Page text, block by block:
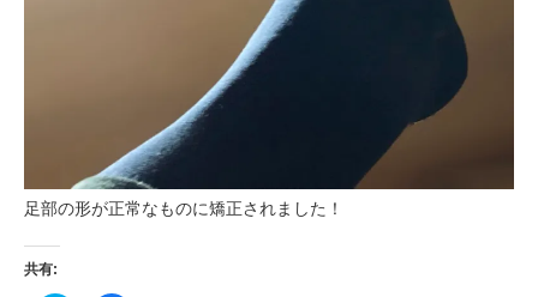
足部の形が正常なものに矯正されました！
共有: